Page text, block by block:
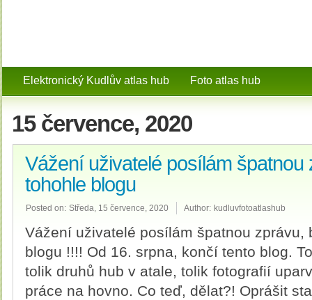
Elektronický Kudlův atlas hub Foto atlas hub
15 července, 2020
Vážení uživatelé posílám
tohohle blogu
Posted on: Středa, 15 července, 2020 Author: kudluvfotoatlashub
Vážení uživatelé posílám špatnou zprávu,
blogu !!!! Od 16. srpna, končí tento blog.
tolik druhů hub v atale, tolik fotografií
práce na hovno. Co teď, dělat?! Oprášit